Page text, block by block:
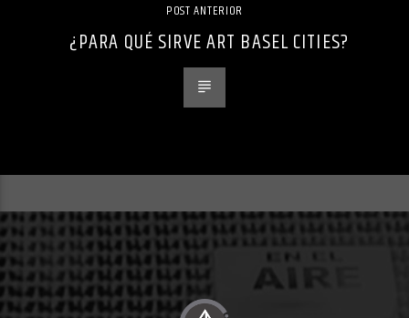
POST ANTERIOR
¿PARA QUÉ SIRVE ART BASEL CITIES?